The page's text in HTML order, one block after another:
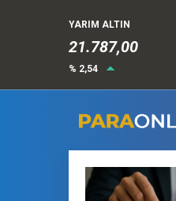
YARIM ALTIN
21.787,00
% 2,54